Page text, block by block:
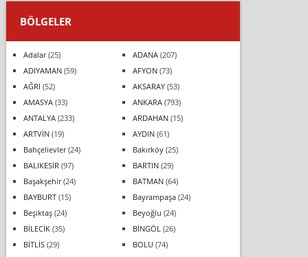
BÖLGELER
Adalar(25) ADANA(207)
ADIYAMAN(59) AFYON(73)
AĞRI (52) AKSARAY(53)
AMASYA(33) ANKARA(793)
ANTALYA(233) ARDAHAN(15)
ARTVİN(19) AYDIN(61)
Bahçelievler(24) Bakırköy(25)
BALIKESİR (97) BARTIN(29)
Başakşehir(24) BATMAN(64)
BAYBURT(15) Bayrampaşa(24)
Beşiktaş(24) Beyoğlu (24)
BİLECİK(35) BİNGÖL (26)
BİTLİS(29) BOLU (74)